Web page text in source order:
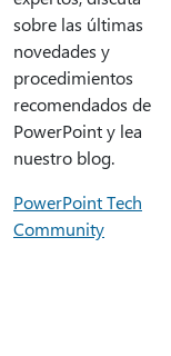
sobre las últimas
novedades y
procedimientos
recomendados de
PowerPoint y lea
nuestro blog.
PowerPoint Tech
Community